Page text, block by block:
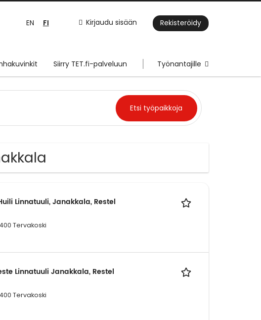
Kirjaudu sisään Rekisteröidy
EN FI
Siirry TET.fi-palveluun Työnantajille
Linnatuuli, Janakkala, Restel
Tervakoski
Linnatuuli Janakkala, Restel
Tervakoski